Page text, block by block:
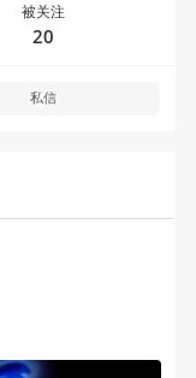
被关注
20
私信